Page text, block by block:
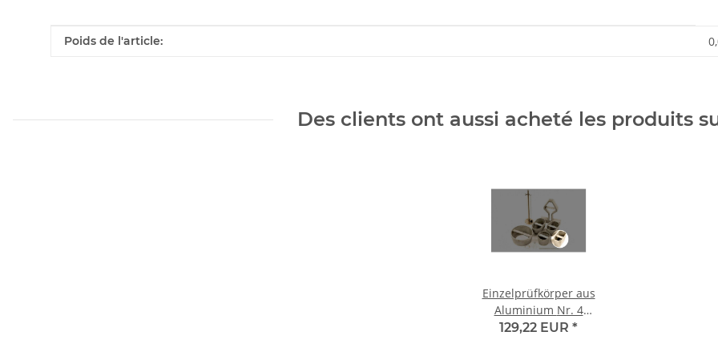
#productDetails.itemInformation#
#productDetails.itemValue#
Poids de l'article:
Des clients ont aussi acheté les produits
Einzelprüfkörper aus
Aluminium Nr. 4
Prüfkörper C
129,22 EUR *